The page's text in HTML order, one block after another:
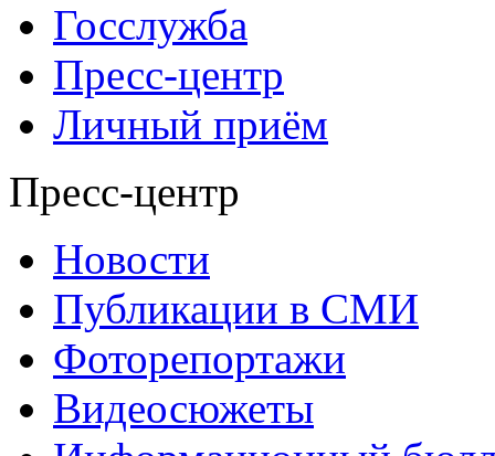
Госслужба
Пресс-центр
Личный приём
Пресс-центр
Новости
Публикации в СМИ
Фоторепортажи
Видеосюжеты